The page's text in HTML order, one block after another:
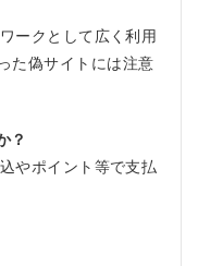
ークとして広く利用
た偽サイトには注意
？
やポイント等で支払